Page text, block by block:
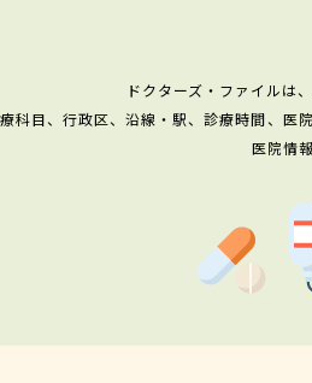
ドクターズ・ファイルは
科目、行政区、沿線・駅、診療時間、医
医院情